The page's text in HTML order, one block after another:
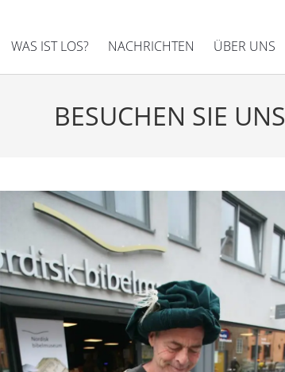
WAS IST LOS? NACHRICHTEN ÜBER UNS
BESUCHEN SIE UNS